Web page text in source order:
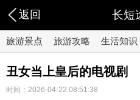
返回 长短
旅游景点 旅游攻略 生活知识
丑女当上皇后的电视剧
时间：2026-04-22 08:51:38